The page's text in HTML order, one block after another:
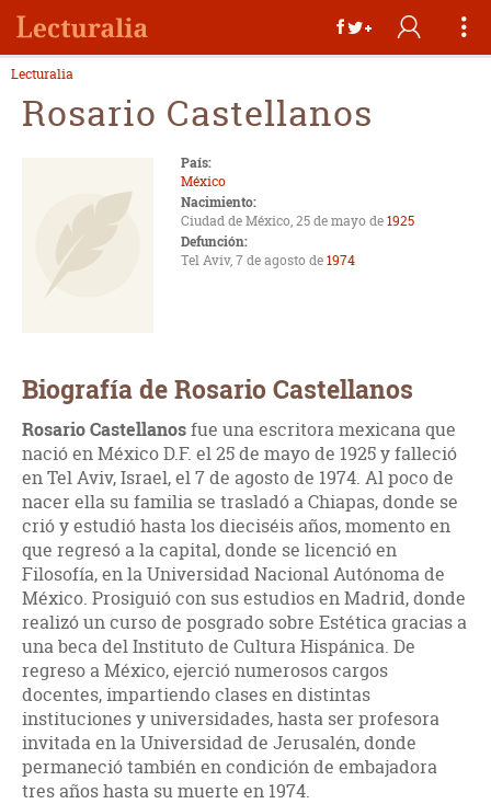
Lecturalia
Rosario Castellanos
País:
México
Nacimiento:
Ciudad de México, 25 de mayo de1925
Defunción:
Tel Aviv, 7 de agosto de1974
Biografía de Rosario Castellanos
Rosario Castellanosfue una escritora mexicana que
nació en México D.F. el 25 de mayo de 1925 y falleció
en Tel Aviv, Israel, el 7 de agosto de 1974. Al poco de
nacer ella su familia se trasladó a Chiapas, donde se
crió y estudió hasta los dieciséis años, momento en
que regresó a la capital, donde se licenció en
Filosofía, en la Universidad Nacional Autónoma de
México. Prosiguió con sus estudios en Madrid, donde
realizó un curso de posgrado sobre Estética gracias a
una beca del Instituto de Cultura Hispánica. De
regreso a México, ejerció numerosos cargos
docentes, impartiendo clases en distintas
instituciones y universidades, hasta ser profesora
invitada en la Universidad de Jerusalén, donde
permaneció también en condición de embajadora
tres años hasta su muerte en 1974.